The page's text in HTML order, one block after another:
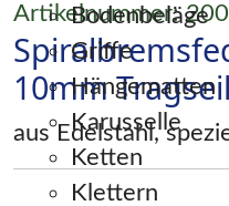
Bodenbeläge
Griffe
Hängematten
Karusselle
Ketten
Klettern
Artikelnummer:
10mm Tragseil
aus Edelstahl,